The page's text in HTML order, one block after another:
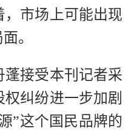
，市场上可能出现
。
蓬接受本刊记者采
纠纷进一步加剧
”这个国民品牌的